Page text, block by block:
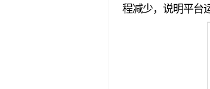
程减少，说明平台